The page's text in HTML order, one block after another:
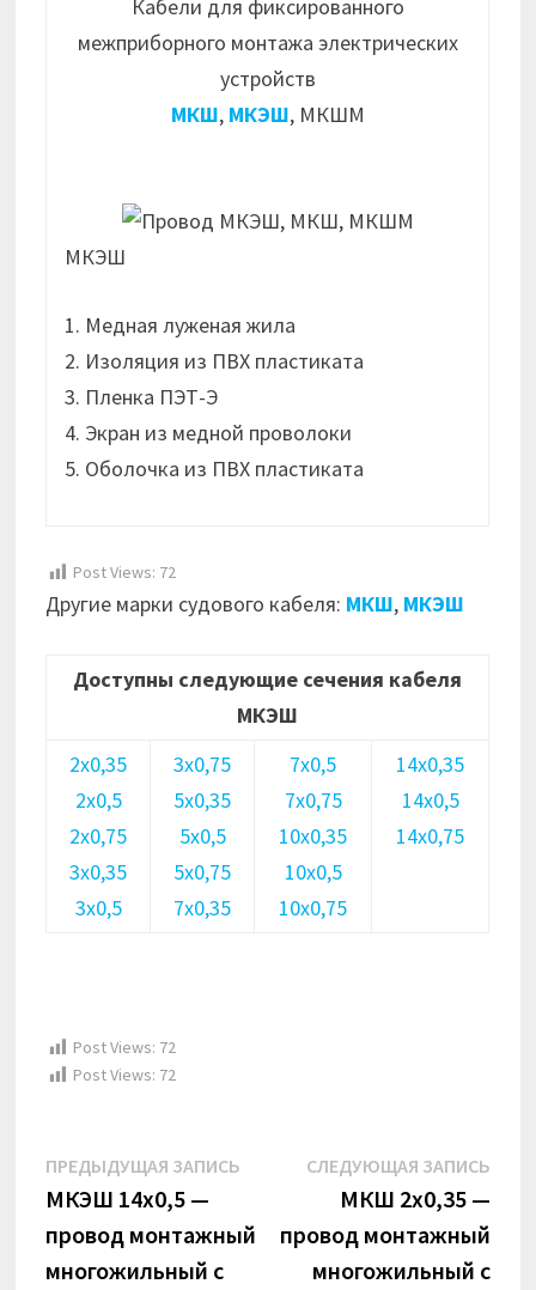
Кабели для фиксированного
межприборного монтажа электрических
устройств
МКШ, МКЭШ, МКШМ
МКЭШ
1. Медная луженая жила
2. Изоляция из ПВХ пластиката
3. Пленка ПЭТ-Э
4. Экран из медной проволоки
5. Оболочка из ПВХ пластиката
Post Views: 72
Другие марки судового кабеля: МКШ, МКЭШ
Доступны следующие сечения кабеля
МКЭШ
2х0,35
2х0,5
2х0,75
3х0,35
3х0,5
3х0,75
5х0,35
5х0,5
5х0,75
7х0,35
7х0,5
7х0,75
10х0,35
10х0,5
10х0,75
14х0,35
14х0,5
14х0,75
Post Views: 72
Post Views: 72
Навигация
по
записям
ПРЕДЫДУЩАЯ ЗАПИСЬ Предыдущая
МКЭШ 14х0,5 —
провод монтажный
многожильный с
СЛЕДУЮЩАЯ ЗАПИСЬ
МКШ 2х0,35 —
провод монтажный
многожильный с